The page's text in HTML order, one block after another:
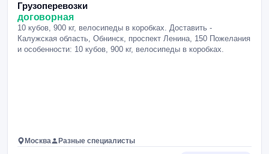
Грузоперевозки
договорная
10 кубов, 900 кг, велосипеды в коробках. Доставить -
Калужская область, Обнинск, проспект Ленина, 150 Пожелания
и особенности: 10 кубов, 900 кг, велосипеды в коробках.
Москва Разные специалисты